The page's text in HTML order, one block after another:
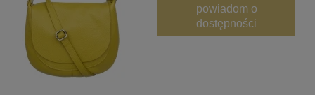
powiadom o
dostępności